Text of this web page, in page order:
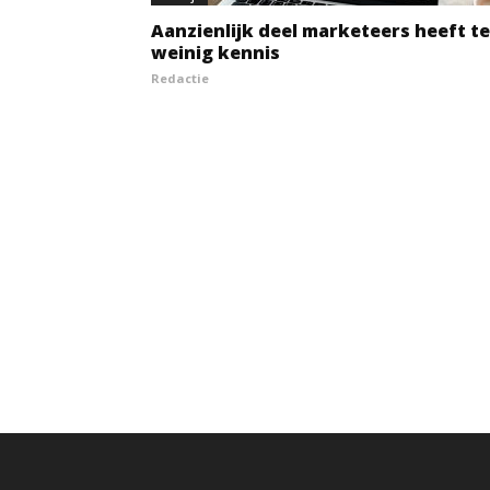
Aanzienlijk deel marketeers heeft te
weinig kennis
Redactie